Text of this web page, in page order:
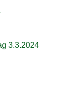
3.3.2024